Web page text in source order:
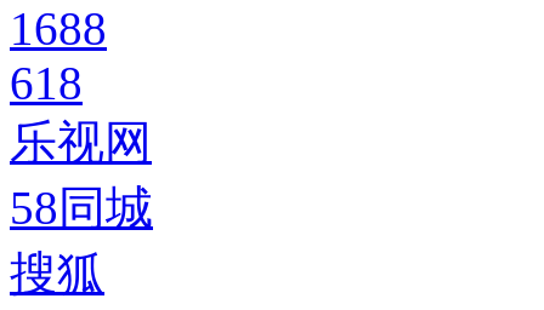
1688
618
乐视网
58同城
搜狐